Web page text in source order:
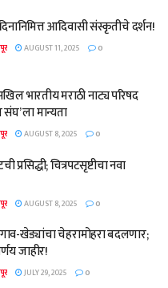
आदिवासी संस्कृतीचे दर्शन!
AUGUST 11, 2025 0
भारतीय मराठी नाट्य परिषद
ला मान्यता
AUGUST 8, 2025 0
चित्रपटसृष्टीचा नवा
AUGUST 8, 2025 0
खेड्यांचा चेहरामोहरा बदलणार;
जाहीर!
JULY 29, 2025 0